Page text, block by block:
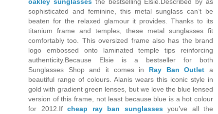
oakley sunglassesthe bestselling Elsie.Described by as
sophisticated and feminine, this metal sunglass can’t be
beaten for the relaxed glamour it provides. Thanks to its
titanium frame and temples, these metal sunglasses fit
comfortably too. This oversized frame also has the brand
logo embossed onto laminated temple tips reinforcing
authenticity.Because Elsie is a bestseller for both
Sunglasses Shop and it comes in Ray Ban Outlet a
beautiful range of colours. Alanis wears this iconic style in
gold with gradient green lenses, but we love the blue lensed
version of this frame, not least because blue is a hot colour
for 2012.If cheap ray ban sunglassesyou’ve all the